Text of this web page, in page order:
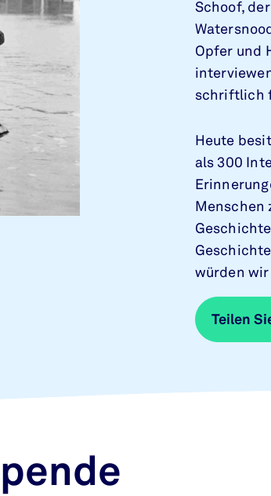
Schoof,
Opfer und
schriftlich
Heute
als 300
Menschen
würden wir
Teilen
Teilen